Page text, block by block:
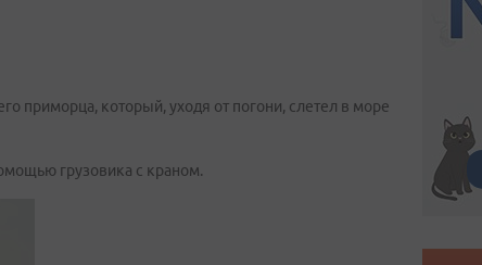
приморца, который, уходя от погони, слетел в море
грузовика с краном.